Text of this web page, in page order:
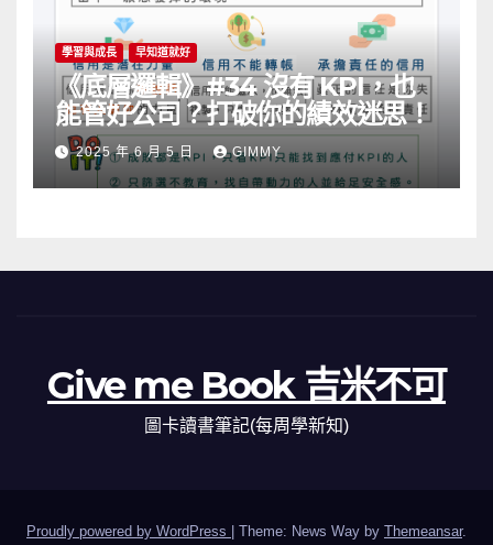
學習與成長 早知道就好
《底層邏輯》#34 沒有 KPI，也
能管好公司？打破你的績效迷思！
2025 年 6 月 5 日 GIMMY
Give me Book 吉米不可
圖卡讀書筆記(每周學新知)
Proudly powered by WordPress Theme: News Way by Themeansar.